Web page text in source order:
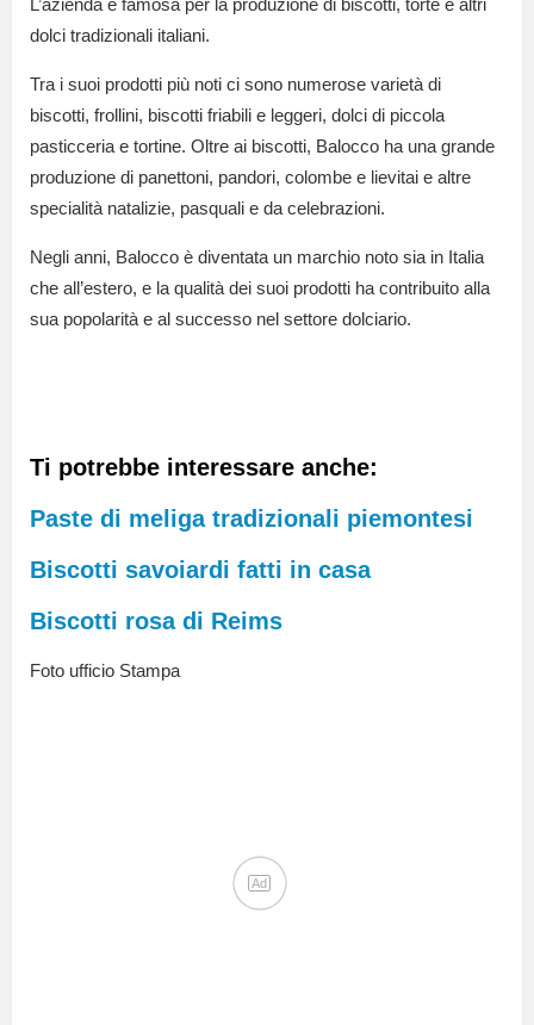
L’azienda è famosa per la produzione di biscotti, torte e altri
dolci tradizionali italiani.
Tra i suoi prodotti più noti ci sono numerose varietà di
biscotti, frollini, biscotti friabili e leggeri, dolci di piccola
pasticceria e tortine. Oltre ai biscotti, Balocco ha una grande
produzione di panettoni, pandori, colombe e lievitai e altre
specialità natalizie, pasquali e da celebrazioni.
Negli anni, Balocco è diventata un marchio noto sia in Italia
che all’estero, e la qualità dei suoi prodotti ha contribuito alla
sua popolarità e al successo nel settore dolciario.
Ti potrebbe interessare anche:
Paste di meliga tradizionali piemontesi
Biscotti savoiardi fatti in casa
Biscotti rosa di Reims
Foto ufficio Stampa
Ad